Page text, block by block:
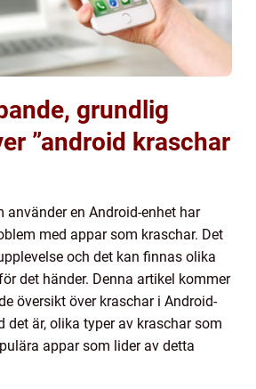
grundlig
”android kraschar
använder en Android-enhet har
med appar som kraschar. Det
och det kan finnas olika
det händer. Denna artikel kommer
översikt över kraschar i Android-
det är, olika typer av kraschar som
appar som lider av detta